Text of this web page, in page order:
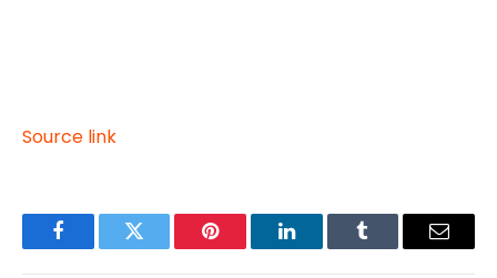
Source link
FacebookTwitter Pinterest LinkedInTumblr Email